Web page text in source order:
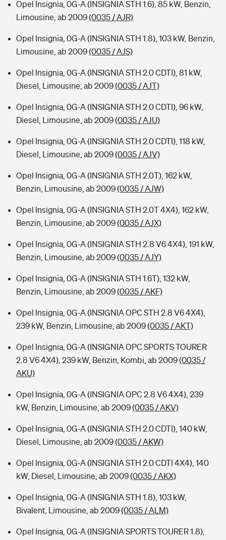
Opel Insignia, 0G-A (INSIGNIA STH 1.6), 85 kW, Benzin,
Limousine, ab 2009(0035 / AJR)
Opel Insignia, 0G-A (INSIGNIA STH 1.8), 103 kW, Benzin,
Limousine, ab 2009(0035 / AJS)
Opel Insignia, 0G-A (INSIGNIA STH 2.0 CDTI), 81 kW,
Diesel, Limousine, ab 2009(0035 / AJT)
Opel Insignia, 0G-A (INSIGNIA STH 2.0 CDTI), 96 kW,
Diesel, Limousine, ab 2009(0035 / AJU)
Opel Insignia, 0G-A (INSIGNIA STH 2.0 CDTI), 118 kW,
Diesel, Limousine, ab 2009(0035 / AJV)
Opel Insignia, 0G-A (INSIGNIA STH 2.0T), 162 kW,
Benzin, Limousine, ab 2009(0035 / AJW)
Opel Insignia, 0G-A (INSIGNIA STH 2.0T 4X4), 162 kW,
Benzin, Limousine, ab 2009(0035 / AJX)
Opel Insignia, 0G-A (INSIGNIA STH 2.8 V6 4X4), 191 kW,
Benzin, Limousine, ab 2009(0035 / AJY)
Opel Insignia, 0G-A (INSIGNIA STH 1.6T), 132 kW,
Benzin, Limousine, ab 2009(0035 / AKF)
Opel Insignia, 0G-A (INSIGNIA OPC STH 2.8 V6 4X4),
239 kW, Benzin, Limousine, ab 2009(0035 / AKT)
Opel Insignia, 0G-A (INSIGNIA OPC SPORTS TOURER
2.8 V6 4X4), 239 kW, Benzin, Kombi, ab 2009(0035 /
AKU)
Opel Insignia, 0G-A (INSIGNIA OPC 2.8 V6 4X4), 239
kW, Benzin, Limousine, ab 2009(0035 / AKV)
Opel Insignia, 0G-A (INSIGNIA STH 2.0 CDTI), 140 kW,
Diesel, Limousine, ab 2009(0035 / AKW)
Opel Insignia, 0G-A (INSIGNIA STH 2.0 CDTI 4X4), 140
kW, Diesel, Limousine, ab 2009(0035 / AKX)
Opel Insignia, 0G-A (INSIGNIA STH 1.8), 103 kW,
Bivalent, Limousine, ab 2009(0035 / ALM)
Opel Insignia, 0G-A (INSIGNIA SPORTS TOURER 1.8),